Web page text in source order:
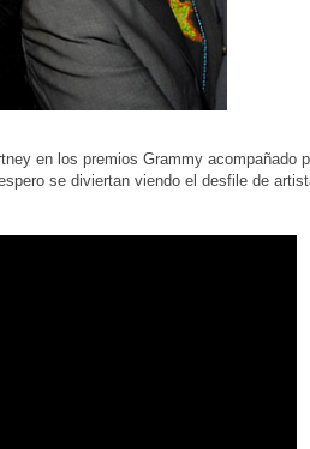
en los premios Grammy acompañado
se diviertan viendo el desfile de